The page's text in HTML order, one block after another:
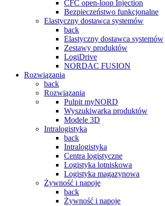
CFC open-loop Injection
Bezpieczeństwo funkcjonalne
Elastyczny dostawca systemów
back
Elastyczny dostawca systemów
Zestawy produktów
LogiDrive
NORDAC FUSION
Rozwiązania
back
Rozwiązania
Pulpit myNORD
Wyszukiwarka produktów
Modele 3D
Intralogistyka
back
Intralogistyka
Centra logistyczne
Logistyka lotniskowa
Logistyka magazynowa
Żywność i napoje
back
Żywność i napoje